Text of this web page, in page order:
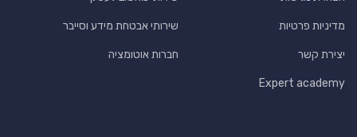
מדיניות פרטיות
יצירת קשר
Expert academy
שירותי אבטחת מידע וסייבר
חברות אוטומציה